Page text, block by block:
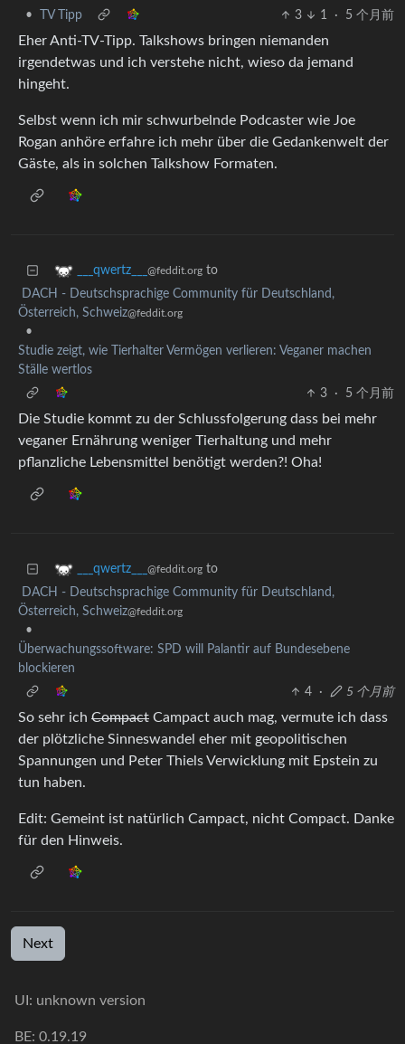
• TV Tipp 3 1 · 5 个月前
Eher Anti-TV-Tipp. Talkshows bringen niemanden
irgendetwas und ich verstehe nicht, wieso da jemand
hingeht.
Selbst wenn ich mir schwurbelnde Podcaster wie Joe
Rogan anhöre erfahre ich mehr über die Gedankenwelt der
Gäste, als in solchen Talkshow Formaten.
___qwertz___ @feddit.org to
DACH - Deutschsprachige Community für Deutschland,
Österreich, Schweiz@feddit.org
•
Studie zeigt, wie Tierhalter Vermögen verlieren: Veganer machen
Ställe wertlos
3
· 5 个月前
Die Studie kommt zu der Schlussfolgerung dass bei mehr
veganer Ernährung weniger Tierhaltung und mehr
pflanzliche Lebensmittel benötigt werden?! Oha!
___qwertz___ @feddit.org to
DACH - Deutschsprachige Community für Deutschland,
Österreich, Schweiz@feddit.org
•
Überwachungssoftware: SPD will Palantir auf Bundesebene
blockieren
4
· 5 个月前
So sehr ich Compact Campact auch mag, vermute ich dass
der plötzliche Sinneswandel eher mit geopolitischen
Spannungen und Peter Thiels Verwicklung mit Epstein zu
tun haben.
Edit: Gemeint ist natürlich Campact, nicht Compact. Danke
für den Hinweis.
Next
UI: unknown version
BE: 0.19.19